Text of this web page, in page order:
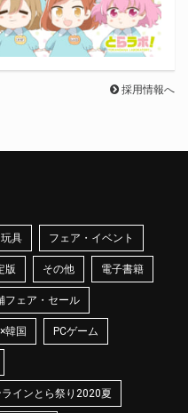
採用情報へ
玩具 フェア・イベント
版 その他 電子書籍
フェア・セール
韓国 PCゲーム
ラインとら祭り2020夏